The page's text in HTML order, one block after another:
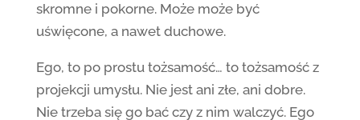
skromne i pokorne. Może może być
uświęcone, a nawet duchowe.
Ego, to po prostu tożsamość… to tożsamość z
projekcji umysłu. Nie jest ani złe, ani dobre.
Nie trzeba się go bać czy z nim walczyć. Ego